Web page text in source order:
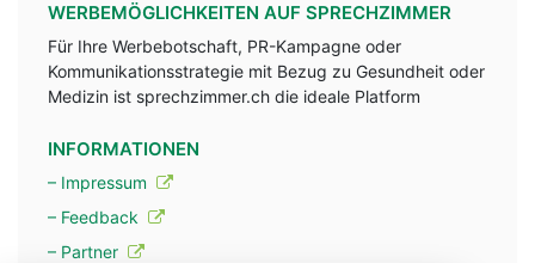
WERBEMÖGLICHKEITEN AUF SPRECHZIMMER
Für Ihre Werbebotschaft, PR-Kampagne oder
Kommunikationsstrategie mit Bezug zu Gesundheit oder
Medizin ist sprechzimmer.ch die ideale Platform
INFORMATIONEN
– Impressum
– Feedback
– Partner